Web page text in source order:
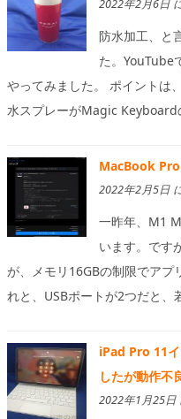
2022年2月6日
防水加工、と
た。YouTube
やってみました。 ポイントは
水スプレーがMagic Keyboard
MacBook Pro
2022年2月5日
一昨年、M1
います。です
が、メモリ16GBの制限でアプ
れと、USBポートが2つだと、
iPad Pro 11
したが動作不
2022年1月25日